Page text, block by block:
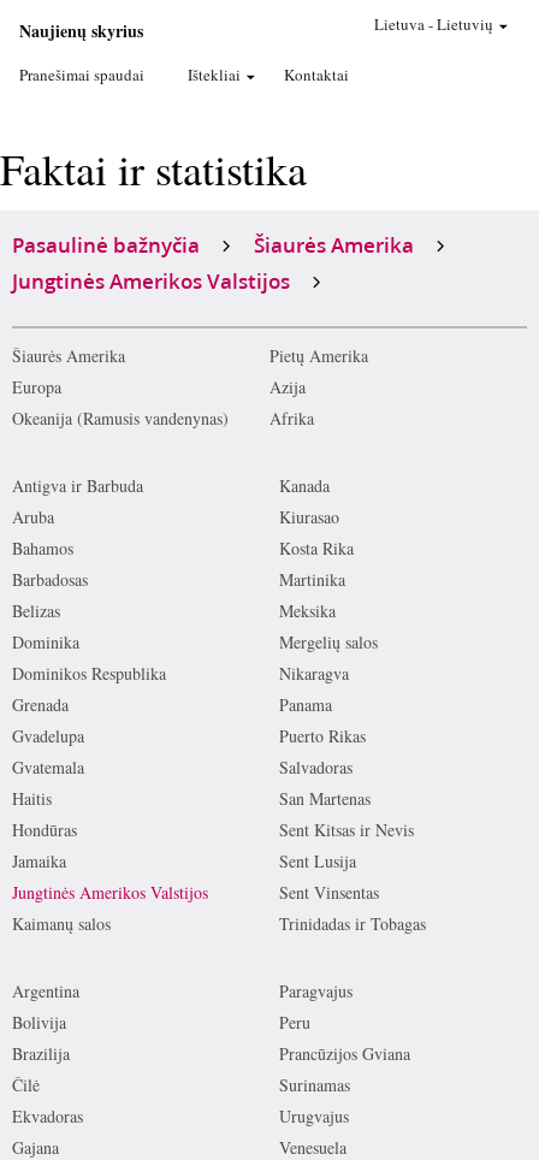
Naujienų skyrius
Pranešimai spaudai Ištekliai Kontaktai
Lietuva-Lietuvių
Faktai ir statistika
Pasaulinė bažnyčia
Šiaurės Amerika
Jungtinės Amerikos Valstijos
Šiaurės Amerika
Pietų Amerika
Europa
Azija
Okeanija (Ramusis vandenynas)
Afrika
Antigva ir Barbuda
Aruba
Bahamos
Barbadosas
Belizas
Dominika
Dominikos Respublika
Grenada
Gvadelupa
Gvatemala
Haitis
Hondūras
Jamaika
Jungtinės Amerikos Valstijos
Kaimanų salos
Kanada
Kiurasao
Kosta Rika
Martinika
Meksika
Mergelių salos
Nikaragva
Panama
Puerto Rikas
Salvadoras
San Martenas
Sent Kitsas ir Nevis
Sent Lusija
Sent Vinsentas
Trinidadas ir Tobagas
Argentina
Bolivija
Brazilija
Čilė
Ekvadoras
Gajana
Paragvajus
Peru
Prancūzijos Gviana
Surinamas
Urugvajus
Venesuela